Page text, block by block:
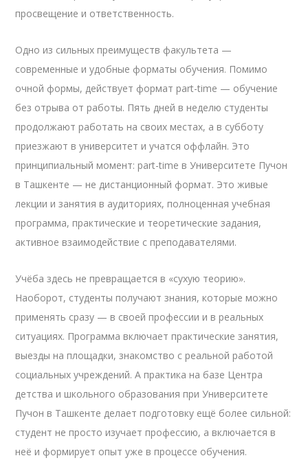
просвещение и ответственность.
Одно из сильных преимуществ факультета —
современные и удобные форматы обучения. Помимо
очной формы, действует формат part-time — обучение
без отрыва от работы. Пять дней в неделю студенты
продолжают работать на своих местах, а в субботу
приезжают в университет и учатся оффлайн. Это
принципиальный момент: part-time в Университете Пучон
в Ташкенте — не дистанционный формат. Это живые
лекции и занятия в аудиториях, полноценная учебная
программа, практические и теоретические задания,
активное взаимодействие с преподавателями.
Учёба здесь не превращается в «сухую теорию».
Наоборот, студенты получают знания, которые можно
применять сразу — в своей профессии и в реальных
ситуациях. Программа включает практические занятия,
выезды на площадки, знакомство с реальной работой
социальных учреждений. А практика на базе Центра
детства и школьного образования при Университете
Пучон в Ташкенте делает подготовку ещё более сильной:
студент не просто изучает профессию, а включается в
неё и формирует опыт уже в процессе обучения.